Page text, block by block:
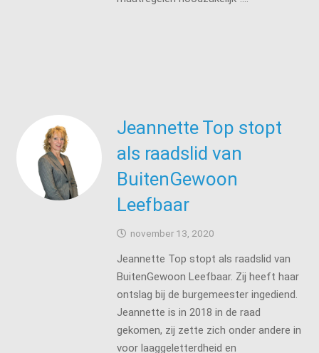
Jeannette Top stopt
als raadslid van
BuitenGewoon
Leefbaar
november 13, 2020
Jeannette Top stopt als raadslid van
BuitenGewoon Leefbaar. Zij heeft haar
ontslag bij de burgemeester ingediend.
Jeannette is in 2018 in de raad
gekomen, zij zette zich onder andere in
voor laaggeletterdheid en